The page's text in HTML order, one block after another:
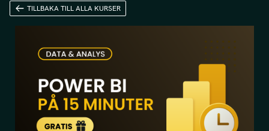
TILLBAKA TILL ALLA KURSER